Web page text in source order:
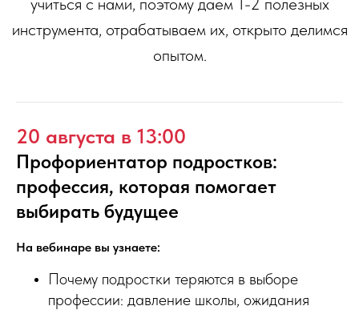
20 августа в 13:00
Профориентатор подростков:
профессия, которая помогает
выбирать будущее
На вебинаре вы узнаете:
Почему подростки теряются в выборе
профессии: давление школы, ожидания